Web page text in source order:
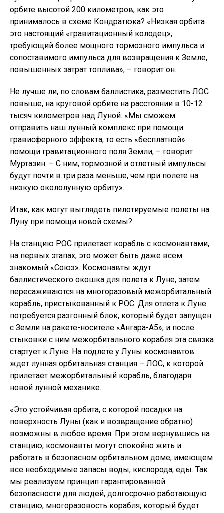
орбите высотой 200 километров, как это
принималось в схеме Кондратюка? «Низкая орбита
это настоящий «гравитационный колодец»,
требующий более мощного тормозного импульса и
сопоставимого импульса для возвращения к Земле,
повышенных затрат топлива», – говорит он.
Не лучше ли, по словам баллистика, разместить ЛОС
повыше, на круговой орбите на расстоянии в 10-12
тысяч километров над Луной. «Мы сможем
отправить наш лунный комплекс при помощи
грависферного эффекта, то есть «бесплатной»
помощи гравитационного поля Земли, – говорит
Муртазин. – С ним, тормозной и отлетный импульсы
будут почти в три раза меньше, чем при полете на
низкую окололунную орбиту».
Итак, как могут выглядеть пилотируемые полеты на
Луну при помощи новой схемы?
На станцию РОС прилетает корабль с космонавтами,
на первых этапах, это может быть даже всем
знакомый «Союз». Космонавты ждут
баллистического окошка для полета к Луне, затем
пересаживаются на многоразовый межорбитальный
корабль, пристыкованный к РОС. Для отлета к Луне
потребуется разгонный блок, который будет запущен
с Земли на ракете-носителе «Ангара-А5», и после
стыковки с ним межорбитального корабля эта связка
стартует к Луне. На подлете у Луны космонавтов
ждет лунная орбитальная станция – ЛОС, к которой
прилетает межорбитальный корабль, благодаря
новой лунной механике.
«Это устойчивая орбита, с которой посадки на
поверхность Луны (как и возвращение обратно)
возможны в любое время. При этом вернувшись на
станцию, космонавты могут спокойно жить и
работать в безопасном орбитальном доме, имеющем
все необходимые запасы воды, кислорода, еды. Так
мы реализуем принцип гарантированной
безопасности для людей, долгосрочно работающую
станцию, многоразовость корабля, который будет